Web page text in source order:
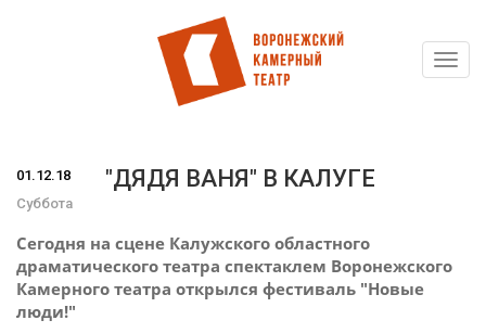
01.12.18
Суббота
"ДЯДЯ ВАНЯ" В КАЛУГЕ
Сегодня на сцене Калужского областного
драматического театра спектаклем Воронежского
Камерного театра открылся фестиваль "Новые
люди!"